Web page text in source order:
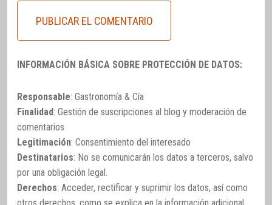
INFORMACIÓN BÁSICA SOBRE PROTECCIÓN DE DATOS:
Responsable: Gastronomía & Cía
Finalidad: Gestión de suscripciones al blog y moderación de
comentarios
Legitimación: Consentimiento del interesado
Destinatarios: No se comunicarán los datos a terceros, salvo
por una obligación legal.
Derechos: Acceder, rectificar y suprimir los datos, así como
otros derechos, como se explica en la información adicional.